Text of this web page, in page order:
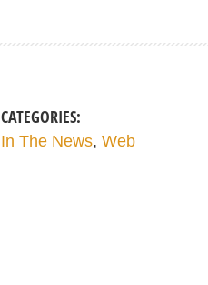
CATEGORIES:
In The News, Web